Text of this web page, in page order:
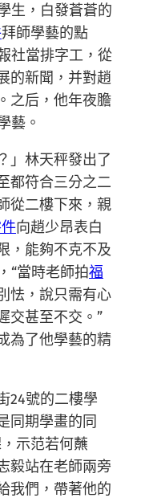
生，白發蒼蒼的
拜師學藝的點
社當排字工，從
的新聞，并對趙
之后，他年夜膽
藝。
？」林天秤發出了
都符合三分之二
從二樓下來，親
向趙少昂表白
，能夠不克不及
“當時老師拍福
怯，說只需有心
交甚至不交。”
為了他學藝的精
24號的二樓學
同期學畫的同
示范若何蘸
毅站在老師兩旁
我們，帶著他的